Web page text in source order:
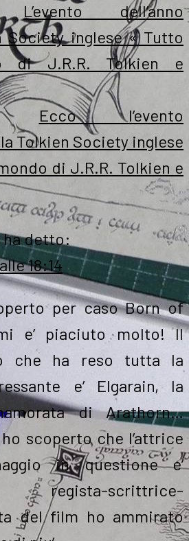
L’evento dell’anno
Society inglese « Tutto
di J.R.R. Tolkien e
Ecco l’evento
Tolkien Society inglese
di J.R.R. Tolkien e
ha detto:
18:14
per caso Born of
e’ piaciuto molto! Il
che ha reso tutta la
e’ Elgarain, la
di Arathorn…
scoperto che l’attrice
in questione e’
scrittrice-
del film ho ammirato